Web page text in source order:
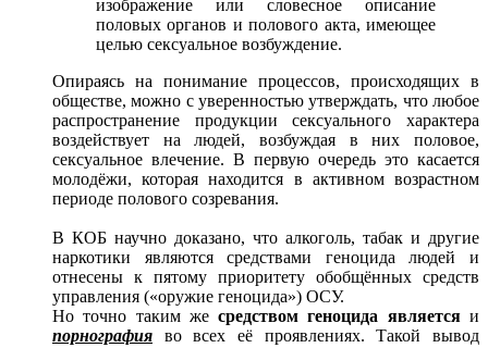
изображение или словесное описание
половых органов и полового акта, имеющее
целью сексуальное возбуждение.
Опираясь на понимание процессов, происходящих в
обществе, можно с уверенностью утверждать, что любое
распространение продукции сексуального характера
воздействует на людей, возбуждая в них половое,
сексуальное влечение. В первую очередь это касается
молодёжи, которая находится в активном возрастном
периоде полового созревания.
В КОБ научно доказано, что алкоголь, табак и другие
наркотики являются средствами геноцида людей и
отнесены к пятому приоритету обобщённых средств
управления («оружие геноцида») ОСУ.
Но точно таким жесредством геноцида являетсяи
порнография во всех её проявлениях. Такой вывод